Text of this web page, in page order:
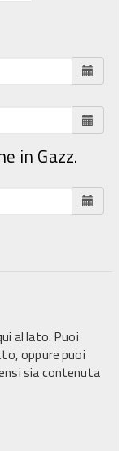
in Gazz.
al lato. Puoi
oppure puoi
sia contenuta